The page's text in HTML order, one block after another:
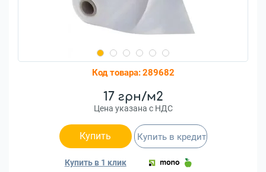
Код товара:289682
17 грн/м2
Цена указана с НДС
Купить
Купить в 1 клик
Купить в кредит